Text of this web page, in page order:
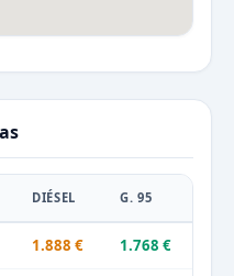
DIÉSEL G. 95
1.888 € 1.768 €